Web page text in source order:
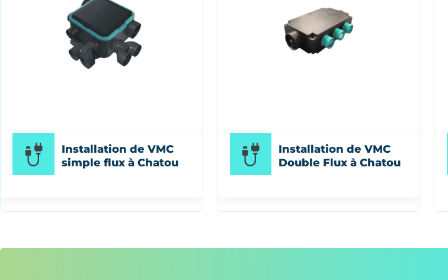
Installation de VMC
simple flux à Chatou
Installation de VMC
Double Flux à Chatou